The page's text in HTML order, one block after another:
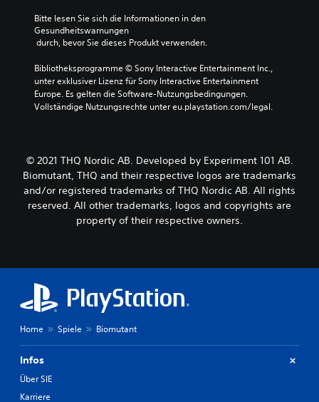
Bitte lesen Sie sich die Informationen in den
Gesundheitswarnungen
durch, bevor Sie dieses Produkt verwenden.
Bibliotheksprogramme © Sony Interactive Entertainment Inc.,
unter exklusiver Lizenz für Sony Interactive Entertainment
Europe. Es gelten die Software-Nutzungsbedingungen.
Vollständige Nutzungsrechte unter eu.playstation.com/legal.
© 2021 THQ Nordic AB. Developed by Experiment 101 AB.
Biomutant, THQ and their respective logos are trademarks
and/or registered trademarks of THQ Nordic AB. All rights
reserved. All other trademarks, logos and copyrights are
property of their respective owners.
Home Spiele Biomutant
Infos
Über SIE
Karriere